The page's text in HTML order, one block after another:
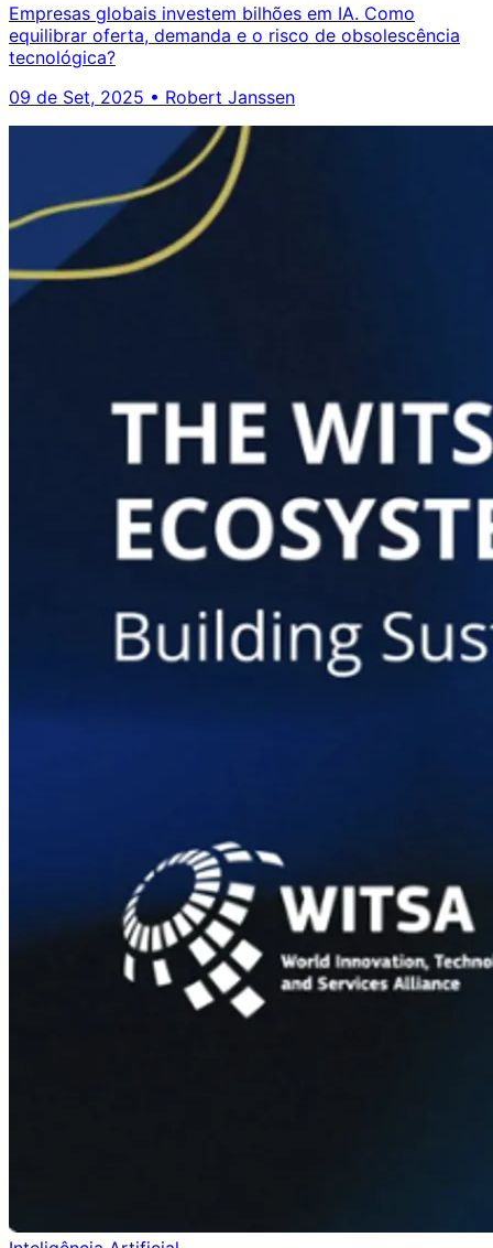
Empresas globais investem bilhões em IA. Como
equilibrar oferta, demanda e o risco de obsolescência
tecnológica?
09 de Set, 2025 • Robert Janssen